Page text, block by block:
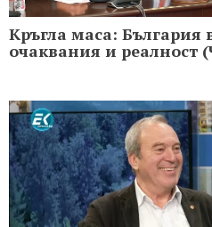
Кръгла маса: България
очаквания и реалност